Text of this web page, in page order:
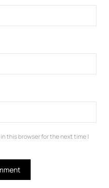
this browser for the next time I